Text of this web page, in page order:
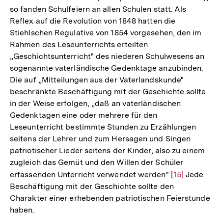
so fanden Schulfeiern an allen Schulen statt. Als
Reflex auf die Revolution von 1848 hatten die
Stiehlschen Regulative von 1854 vorgesehen, den im
Rahmen des Leseunterrichts erteilten
„Geschichtsunterricht" des niederen Schulwesens an
sogenannte vaterländische Gedenktage anzubinden.
Die auf „Mitteilungen aus der Vaterlandskunde"
beschränkte Beschäftigung mit der Geschichte sollte
in der Weise erfolgen, „daß an vaterländischen
Gedenktagen eine oder mehrere für den
Leseunterricht bestimmte Stunden zu Erzählungen
seitens der Lehrer und zum Hersagen und Singen
patriotischer Lieder seitens der Kinder, also zu einem
zugleich das Gemüt und den Willen der Schüler
erfassenden Unterricht verwendet werden" Zur
Auflösung
der
[15] Jede
Beschäftigung mit der Geschichte sollte den
Charakter einer erhebenden patriotischen Feierstunde
haben.